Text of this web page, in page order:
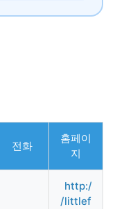
전화
홈페이
지
http:/
/littlef